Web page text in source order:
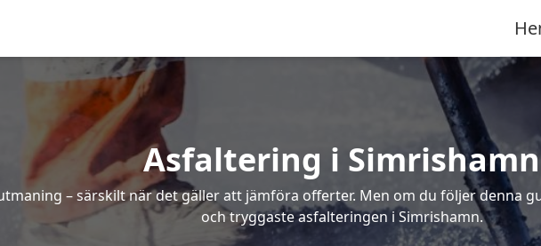
Asfaltering i Simrishamn
– särskilt när det gäller att jämföra offerter. Men om du följer denna
och tryggaste asfalteringen i Simrishamn.